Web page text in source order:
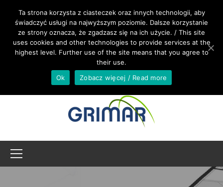
RUFEN SIE UNS AN +48 533 967 605
INTERNATIONAL@GRIMAR.EU
Ta strona korzysta z ciasteczek oraz innych technologii, aby
świadczyć usługi na najwyższym poziomie. Dalsze korzystanie
ze strony oznacza, że zgadzasz się na ich użycie. / This site
uses cookies and other technologies to provide services at the
highest level. Further use of the site means that you agree to
their use.
Ok
Zobacz więcej / Read more